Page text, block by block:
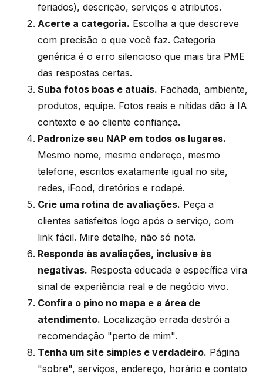
feriados), descrição, serviços e atributos.
Acerte a categoria. Escolha a que descreve
com precisão o que você faz. Categoria
genérica é o erro silencioso que mais tira PME
das respostas certas.
Suba fotos boas e atuais. Fachada, ambiente,
produtos, equipe. Fotos reais e nítidas dão à IA
contexto e ao cliente confiança.
Padronize seu NAP em todos os lugares.
Mesmo nome, mesmo endereço, mesmo
telefone, escritos exatamente igual no site,
redes, iFood, diretórios e rodapé.
Crie uma rotina de avaliações. Peça a
clientes satisfeitos logo após o serviço, com
link fácil. Mire detalhe, não só nota.
Responda às avaliações, inclusive às
negativas. Resposta educada e específica vira
sinal de experiência real e de negócio vivo.
Confira o pino no mapa e a área de
atendimento. Localização errada destrói a
recomendação "perto de mim".
Tenha um site simples e verdadeiro. Página
"sobre", serviços, endereço, horário e contato